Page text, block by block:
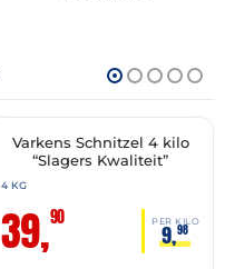
✓ VAST ASSORTIMENT
Varkens Schnitzel 4 kilo
“Slagers Kwaliteit”
4 KG
39,90 PER KILO
9,98